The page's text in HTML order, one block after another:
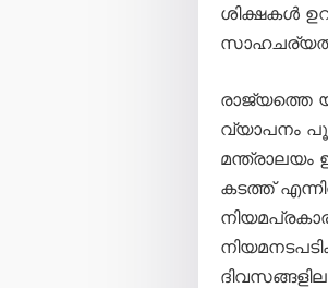
ശിക്ഷകൾ
രാജ്യത്തെ
വ്യാപനം
മന്ത്രാലയം
കടത്ത്